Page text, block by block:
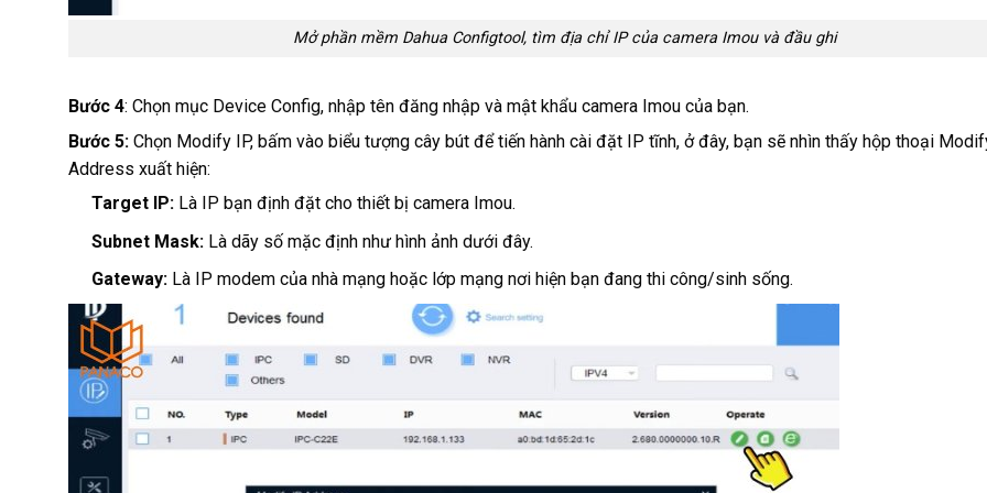
Mở phần mềm Dahua Configtool, tìm địa chỉ IP của camera Imou và đầu ghi
Bước 4: Chọn mục Device Config, nhập tên đăng nhập và mật khẩu camera Imou của bạn.
Bước 5: Chọn Modify IP, bấm vào biểu tượng cây bút để tiến hành cài đặt IP tĩnh, ở đây, bạn sẽ nhìn thấy hộp thoại
Address xuất hiện:
Target IP:Là IP bạn định đặt cho thiết bị camera Imou.
Subnet Mask:Là dãy số mặc định như hình ảnh dưới đây.
Gateway:Là IP modem của nhà mạng hoặc lớp mạng nơi hiện bạn đang thi công/sinh sống.